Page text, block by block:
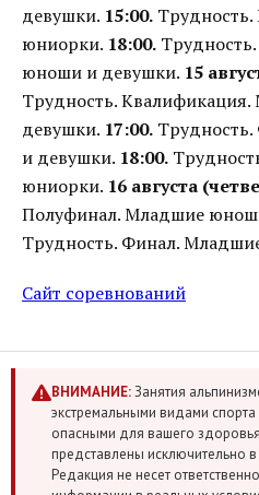
девушки. 15:00.
юниорки. 18:00.
юноши и девушки. 15
Трудность.
девушки. 17:00.
и девушки. 18:00.
юниорки. 16 августа
Полуфинал. Младшие
Трудность. Финал.
Сайт соревнований
ВНИМАНИЕ:Занятия
экстремальными видами
опасными для вашего
представлены исключительно
Редакция не несет